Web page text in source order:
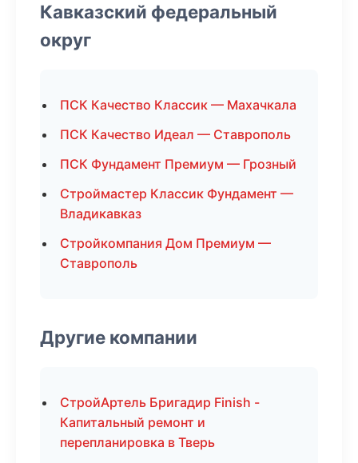
Кавказский федеральный
округ
ПСК Качество Классик — Махачкала
ПСК Качество Идеал — Ставрополь
ПСК Фундамент Премиум — Грозный
Строймастер Классик Фундамент —
Владикавказ
Стройкомпания Дом Премиум —
Ставрополь
Другие компании
СтройАртель Бригадир Finish -
Капитальный ремонт и
перепланировка в Тверь